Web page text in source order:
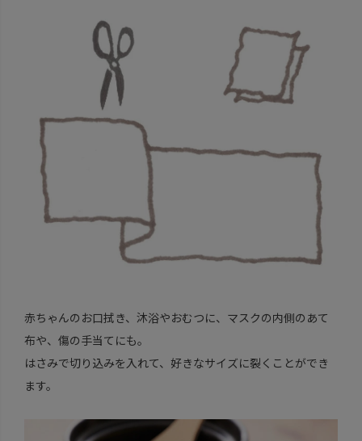
赤ちゃんのお口拭き、沐浴やおむつに、マスクの内側のあて
布や、傷の手当てにも。
はさみで切り込みを入れて、好きなサイズに裂くことができ
ます。